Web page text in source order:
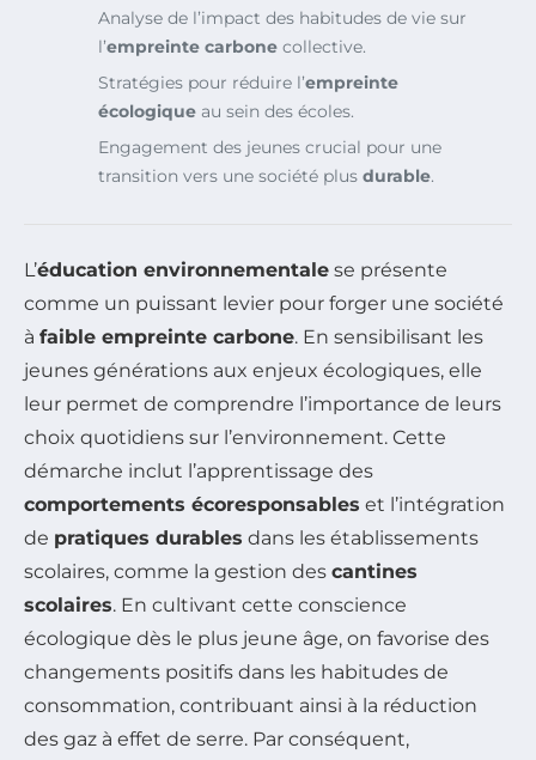
Analyse de l’impact des habitudes de vie sur
l’empreinte carbone collective.
Stratégies pour réduire l’empreinte
écologique au sein des écoles.
Engagement des jeunes crucial pour une
transition vers une société plus durable.
L’éducation environnementale se présente
comme un puissant levier pour forger une société
à faible empreinte carbone. En sensibilisant les
jeunes générations aux enjeux écologiques, elle
leur permet de comprendre l’importance de leurs
choix quotidiens sur l’environnement. Cette
démarche inclut l’apprentissage des
comportements écoresponsables et l’intégration
de pratiques durables dans les établissements
scolaires, comme la gestion des cantines
scolaires. En cultivant cette conscience
écologique dès le plus jeune âge, on favorise des
changements positifs dans les habitudes de
consommation, contribuant ainsi à la réduction
des gaz à effet de serre. Par conséquent,